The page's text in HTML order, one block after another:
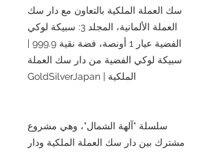
سك العملة الملكية بالتعاون مع دار سك
العملة الألمانية، المجلد 3: سبيكة لوكي
الفضية عيار 1 أونصة، فضة نقية 999.9 |
سبيكة لوكي الفضية من دار سك العملة
الملكية | GoldSilverJapan
سلسلة "آلهة الشمال"، وهي مشروع
مشترك بين دار سك العملة الملكية ودار